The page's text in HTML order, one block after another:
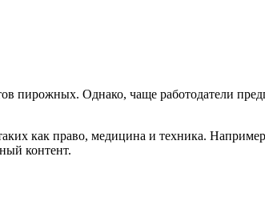
пирожных. Однако, чаще работодатели
как право, медицина и техника.
контент.